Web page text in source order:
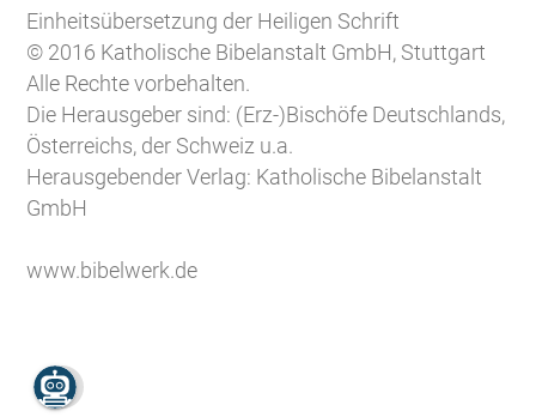
Einheitsübersetzung der Heiligen Schrift
© 2016 Katholische Bibelanstalt GmbH, Stuttgart
Alle Rechte vorbehalten.
Die Herausgeber sind: (Erz-)Bischöfe Deutschlands,
Österreichs, der Schweiz u.a.
Herausgebender Verlag: Katholische Bibelanstalt
GmbH
www.bibelwerk.de